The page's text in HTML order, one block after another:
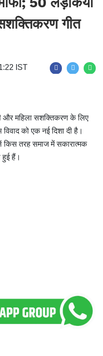
गीत
IST
और महिला सशक्तिकरण के लिए
को एक नई दिशा दी है।
किस तरह समाज में सकारात्मक
हुई हैं।